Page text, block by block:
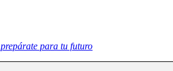
para tu futuro